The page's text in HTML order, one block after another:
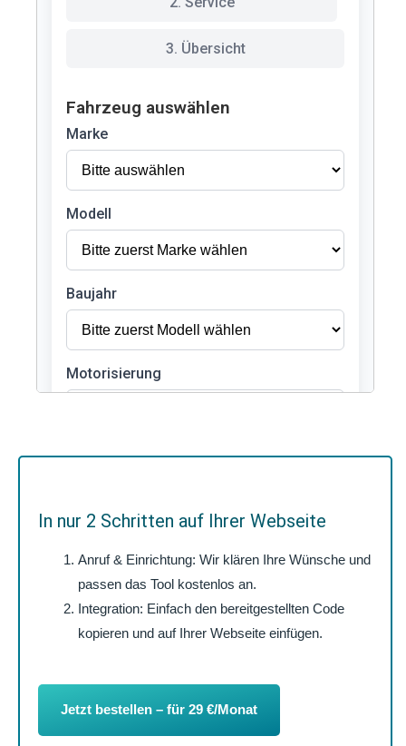
In nur 2 Schritten auf Ihrer Webseite
Anruf & Einrichtung: Wir klären Ihre Wünsche und
passen das Tool kostenlos an.
Integration: Einfach den bereitgestellten Code
kopieren und auf Ihrer Webseite einfügen.
Jetzt bestellen – für 29 €/Monat